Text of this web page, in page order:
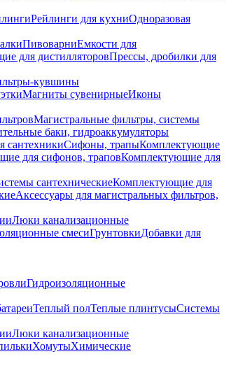
Рейлинги для кухниОдноразовая
ПивоварниЕмкости для
для дистилляторовПрессы, дробилки для
кувшины
Магниты сувенирныеИконы
Магистральные фильтры, системы
баки, гидроаккумуляторы
сантехникиСифоны, трапыКомплектующие
для сифонов, траповКомплектующие для
сантехническиеКомплектующие для
Аксессуары для магистральных фильтров,
Люки канализационные
смесиГрунтовкиДобавки для
Гидроизоляционные
Теплый полТеплые плинтусыСистемы
Люки канализационные
ХомутыХимические